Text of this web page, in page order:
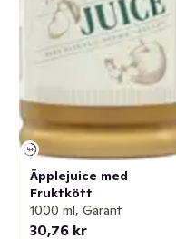
Äpplejuice med
Fruktkött
1000 ml, Garant
30,76 kr